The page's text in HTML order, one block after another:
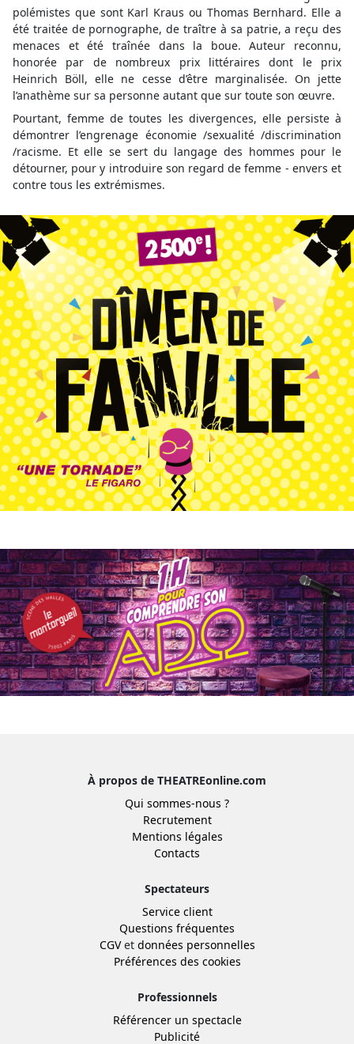
polémistes que sont Karl Kraus ou Thomas Bernhard. Elle a
été traitée de pornographe, de traître à sa patrie, a reçu des
menaces et été traînée dans la boue. Auteur reconnu,
honorée par de nombreux prix littéraires dont le prix
Heinrich Böll, elle ne cesse d’être marginalisée. On jette
l’anathème sur sa personne autant que sur toute son œuvre.
Pourtant, femme de toutes les divergences, elle persiste à
démontrer l’engrenage économie /sexualité /discrimination
/racisme. Et elle se sert du langage des hommes pour le
détourner, pour y introduire son regard de femme - envers et
contre tous les extrémismes.
À propos de THEATREonline.com
Qui sommes-nous ?
Recrutement
Mentions légales
Contacts
Spectateurs
Service client
Questions fréquentes
CGVet données personnelles
Préférences des cookies
Professionnels
Référencer un spectacle
Publicité